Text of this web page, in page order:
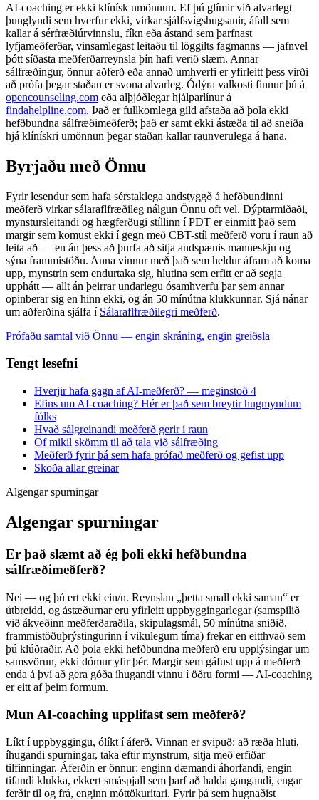
AI-coaching er ekki klínísk umönnun. Ef þú glímir við alvarlegt
þunglyndi sem hverfur ekki, virkar sjálfsvígshugsanir, áfall sem
kallar á sérfræðiúrvinnslu, fíkn eða ástand sem þarfnast
lyfjameðferðar, vinsamlegast leitaðu til löggilts fagmanns — jafnvel
þótt síðasta meðferðarreynsla þín hafi verið slæm. Annar
sálfræðingur, önnur aðferð eða annað umhverfi er yfirleitt þess virði
að prófa þegar staðan er svona alvarleg. Ódýra valkosti finnur þú á
opencounseling.com eða alþjóðlegar hjálparlínur á
findahelpline.com. Það er fullkomlega gild afstaða að þola ekki
hefðbundna sálfræðimeðferð; það er samt ekki ástæða til að sneiða
hjá klínískri umönnun þegar staðan kallar raunverulega á hana.
Byrjaðu með Önnu
Fyrir lesendur sem hafa sérstaklega andstyggð á hefðbundinni
meðferð virkar sálaraflfræðileg nálgun Önnu oft vel. Dýptarmiðaði,
mynstursleitandi og hægferðugi stíllinn í PDT er einmitt það sem
margir sem komust ekki í gegn með CBT-stíl meðferð voru í raun að
leita að — en án þess að þurfa að sitja andspænis manneskju og
sýna frammistöðu. Anna vinnur með það sem heldur áfram að koma
upp, mynstrin sem endurtaka sig, hlutina sem erfitt er að segja
upphátt — allt án þeirrar undarlegu ósamhverfu þar sem annar
opinberar sig en hinn ekki, og án 50 mínútna klukkunnar. Sjá nánar
um aðferðina sjálfa í Sálaraflfræðilegri meðferð.
Prófaðu samtal við Önnu — engin skráning, engin greiðsla
Tengt lesefni
Hverjir hafa gagn af AI-meðferð? — meginstoð 4
Efins um AI-coaching? Hér er það sem breytir hugmyndum
fólks
Hvað sálgreinandi meðferð gerir í raun
Of mikil skömm til að tala við sálfræðing
Meðferð fyrir þá sem hafa prófað meðferð og gefist upp
Skoða allar greinar
Algengar spurningar
Algengar spurningar
Er það slæmt að ég þoli ekki hefðbundna
sálfræðimeðferð?
Nei — og þú ert ekki ein/n. Reynslan „þetta small ekki saman“ er
útbreidd, og ástæðurnar eru yfirleitt uppbyggingarlegar (samspilið
við ákveðinn meðferðaraðila, skipulagsmál, 50 mínútna sniðið,
frammistöðuþrýstingurinn í vikulegum tíma) frekar en eitthvað sem
þú klúðraðir. Að þola ekki hefðbundna meðferð eru upplýsingar um
samsvörun, ekki dómur yfir þér. Margir sem gáfust upp á meðferð
enda á því að gera góða íhugandi vinnu í öðru formi — AI-coaching
er eitt af þeim formum.
Mun AI-coaching upplifast sem meðferð?
Líkt í uppbyggingu, ólíkt í áferð. Vinnan er svipuð: að ræða hluti,
íhugandi spurningar, taka eftir mynstrum, sitja með erfiðar
tilfinningar. Áferðin er önnur: enginn dæmandi áhorfandi, engin
tifandi klukka, ekkert smáspjall sem þarf að halda gangandi, engar
ferðir til og frá, enginn móttökuritari. Fyrir þá sem hugnaðist